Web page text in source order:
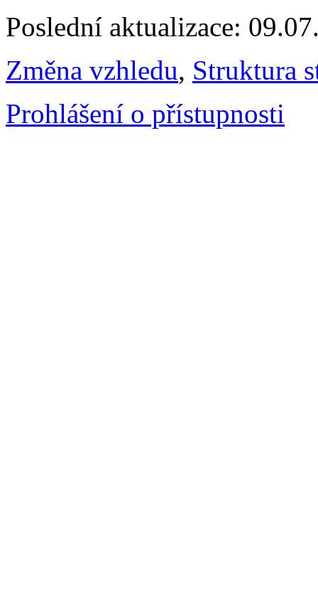
Poslední aktualizace:
Změna vzhledu, Struktura
Prohlášení o přístupnosti